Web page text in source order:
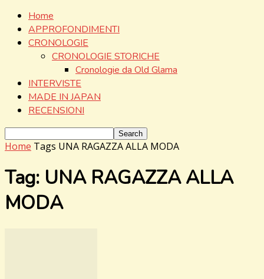
Home
APPROFONDIMENTI
CRONOLOGIE
CRONOLOGIE STORICHE
Cronologie da Old Glama
INTERVISTE
MADE IN JAPAN
RECENSIONI
Home Tags UNA RAGAZZA ALLA MODA
Tag: UNA RAGAZZA ALLA
MODA